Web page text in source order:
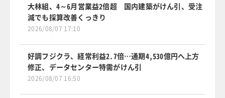
大林組、4～6月営業益2倍超 国内建築がけん引、受注
減でも採算改善くっきり
2026/08/07 17:10
好調フジクラ、経常利益2.7倍…通期4,530億円へ上方
修正、データセンター特需がけん引
2026/08/07 16:50